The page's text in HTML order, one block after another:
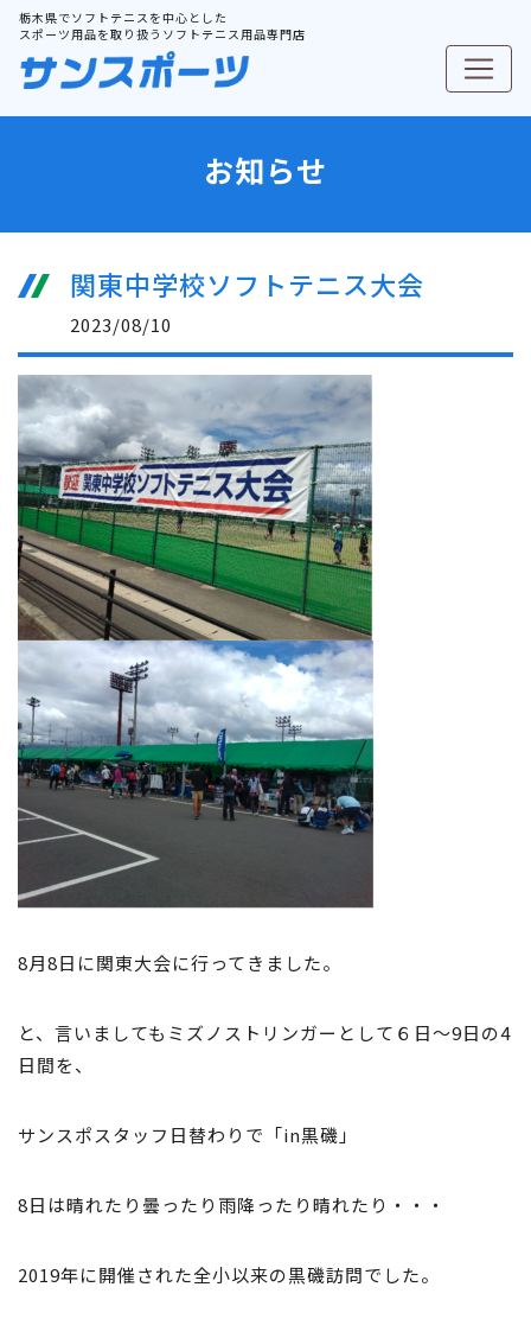
栃木県でソフトテニスを中心とした
スポーツ用品を取り扱うソフトテニス用品専門店
お知らせ
関東中学校ソフトテニス大会
2023/08/10
8月8日に関東大会に行ってきました。
と、言いましてもミズノストリンガーとして６日～9日の4
日間を、
サンスポスタッフ日替わりで「in黒磯」
8日は晴れたり曇ったり雨降ったり晴れたり・・・
2019年に開催された全小以来の黒磯訪問でした。